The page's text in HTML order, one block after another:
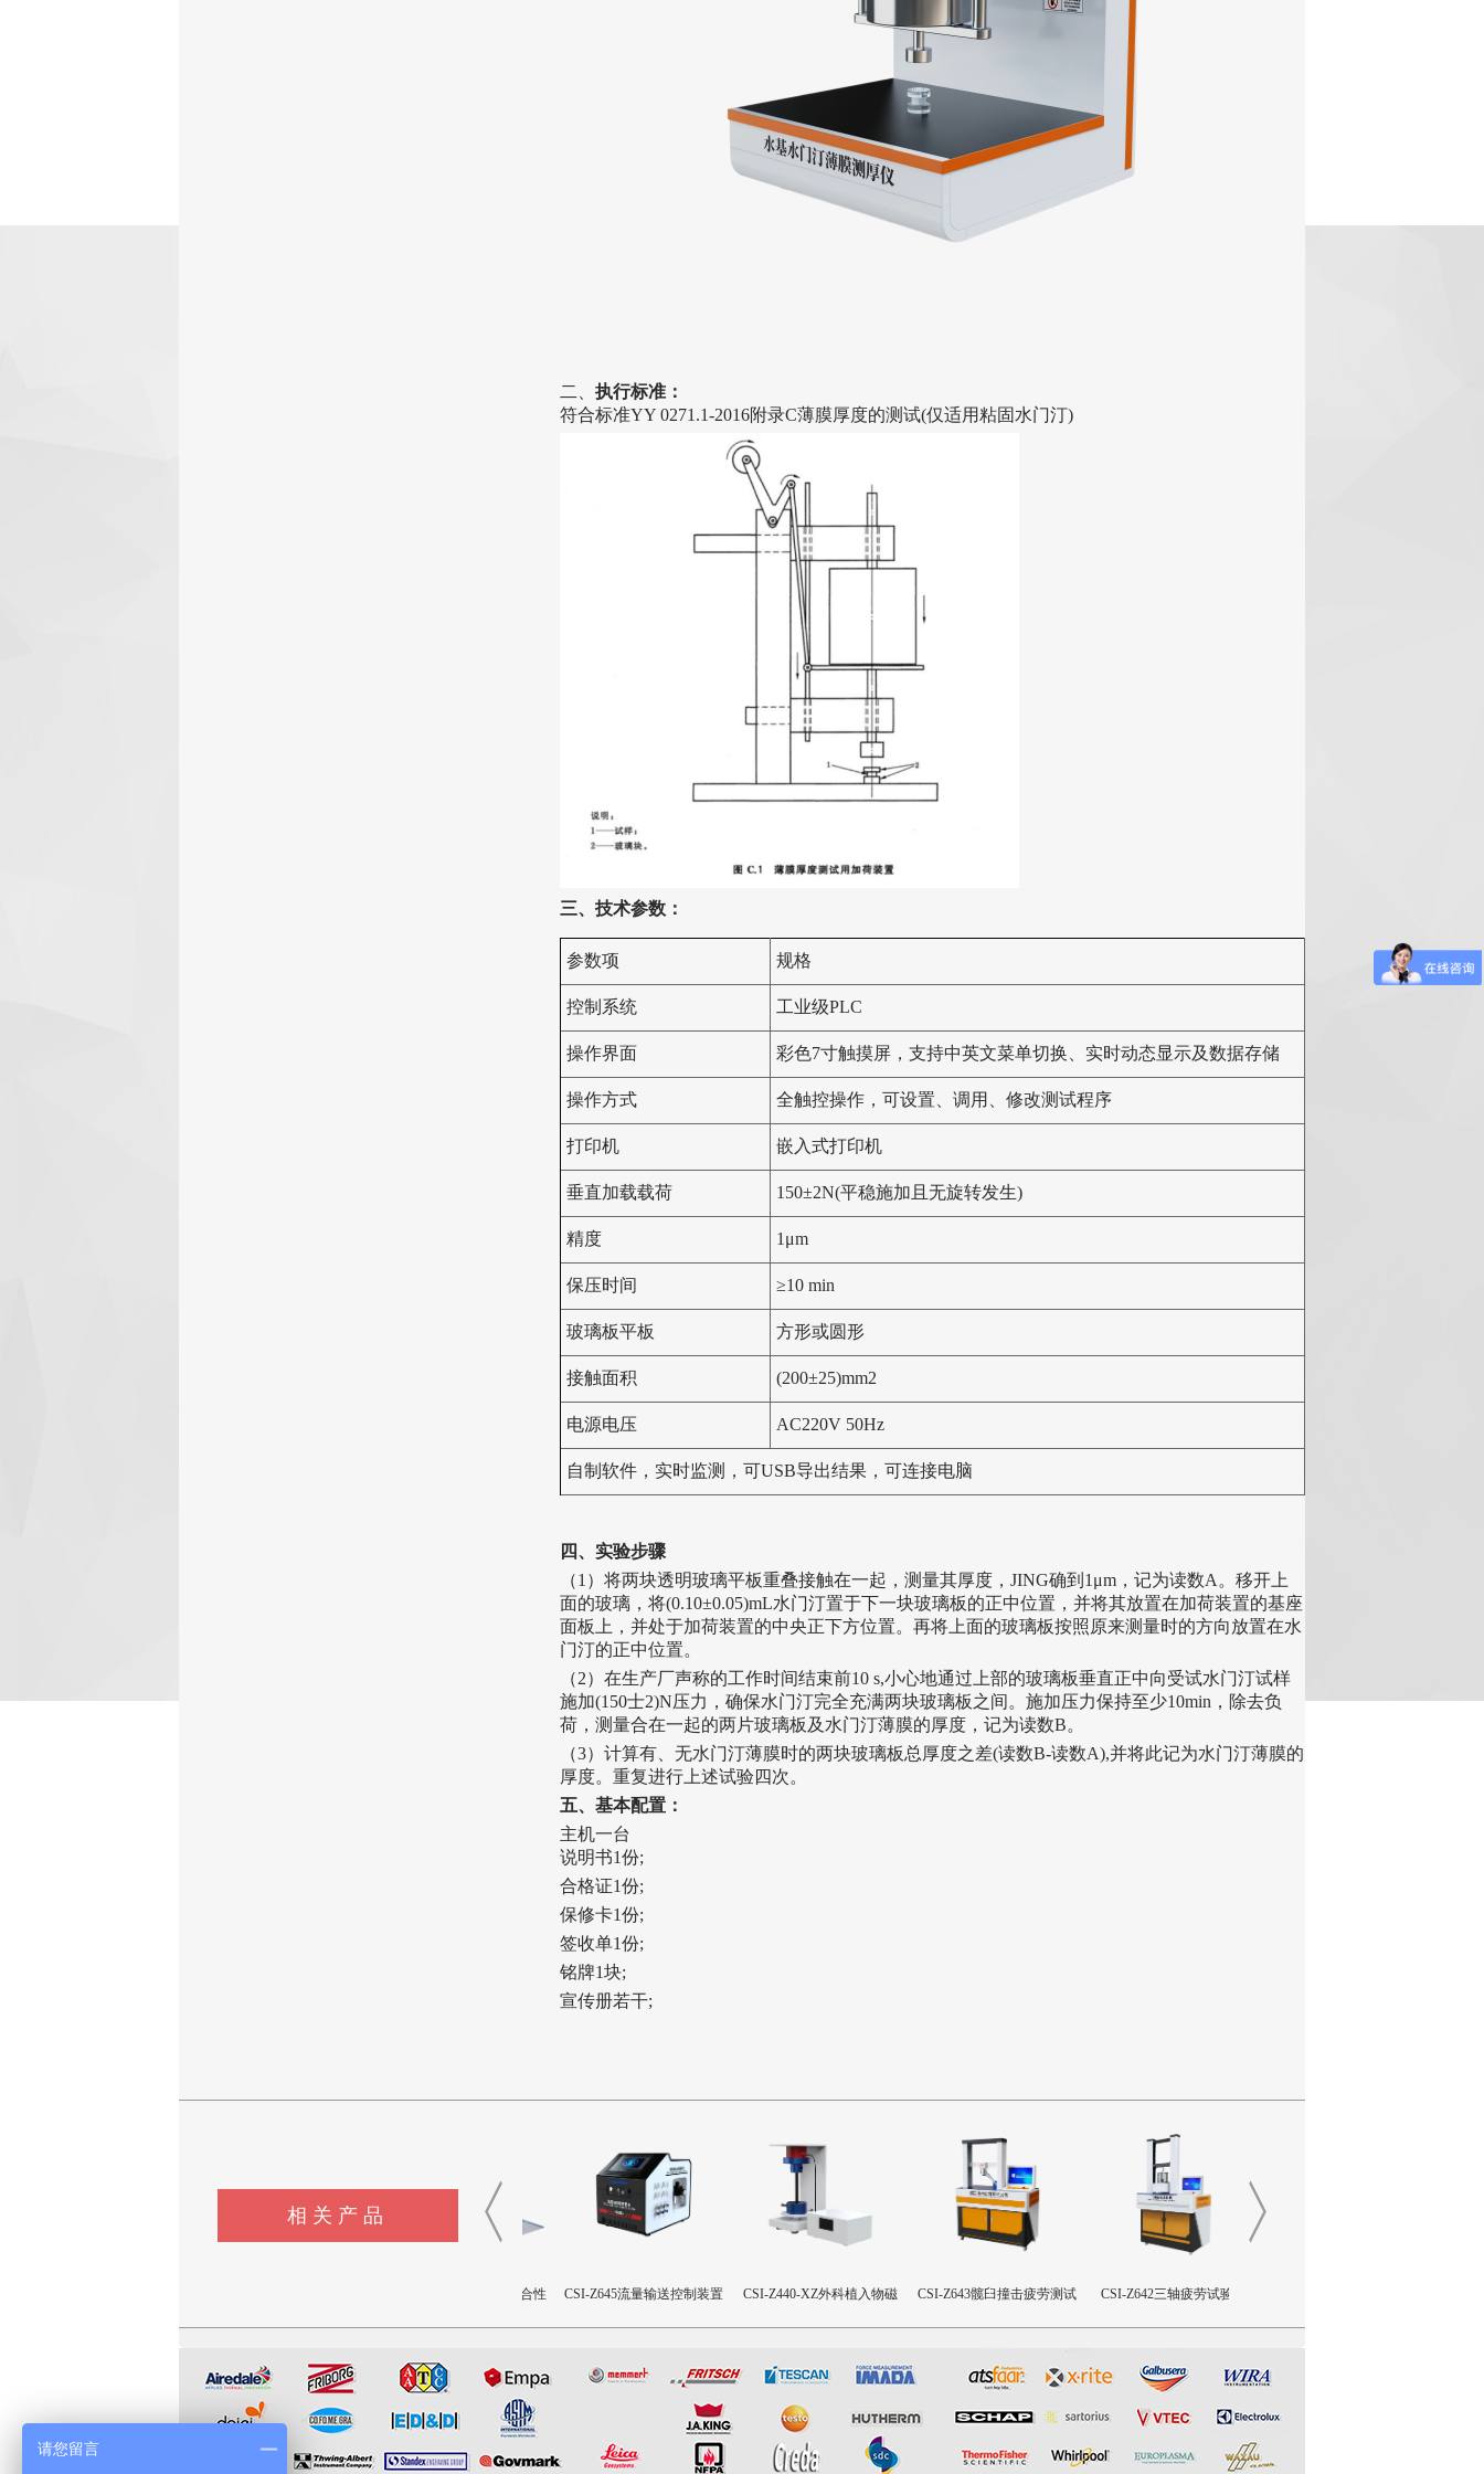
二、 执行标准：
符合标准YY 0271.1-2016附录C薄膜厚度的测试(仅适用粘固水门汀)
三、技术参数：
参数项 规格
控制系统 工业级PLC
操作界面 彩色7寸触摸屏， 支持中英文菜单切换、实时动态显示及数据存储
操作方式 全触控操作，可设置、调用、修改测试程序
打印机 嵌入式打印机
垂直加载载荷 150±2N(平稳施加且无旋转发生)
精度 1μm
保压时间 ≥10 min
玻璃板平板 方形或圆形
接触面积 (200±25)mm2
电源电压 AC220V 50Hz
自制软件，实时监测，可USB导出结果，可连接电脑
四、实验步骤
（1）将两块透明玻璃平板重叠接触在一起，测量其厚度，JING确到1μm，记为读数A。移开上
面的玻璃，将(0.10±0.05)mL水门汀置于下一块玻璃板的正中位置，并将其放置在加荷装置的基座
面板上，并处于加荷装置的中央正下方位置。再将上面的玻璃板按照原来测量时的方向放置在水
门汀的正中位置。
（2）在生产厂声称的工作时间结束前10 s,小心地通过上部的玻璃板垂直正中向受试水门汀试样
施加(150士2)N压力，确保水门汀完全充满两块玻璃板之间。施加压力保持至少10min，除去负
荷，测量合在一起的两片玻璃板及水门汀薄膜的厚度，记为读数B。
（3）计算有、无水门汀薄膜时的两块玻璃板总厚度之差(读数B-读数A),并将此记为水门汀薄膜的
厚度。重复进行上述试验四次。
五、基本配置：
主机一台
说明书1份;
合格证1份;
保修卡1份;
签收单1份;
铭牌1块;
宣传册若干;
相关产品
CSI-Z645流量输送控制装置
CSI-Z440-XZ外科植入物磁
CSI-Z643髋臼撞击疲劳测试
CSI-Z642三轴疲劳试验机
测试仪
请您留言